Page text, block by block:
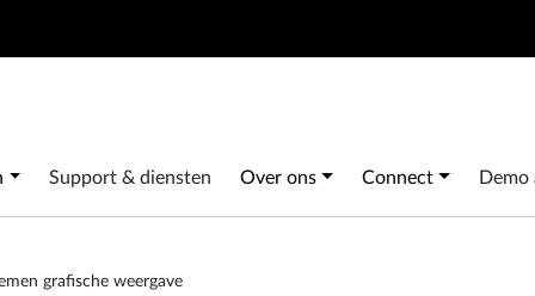
navigation
Support & diensten Over ons Connect Demo
grafische weergave